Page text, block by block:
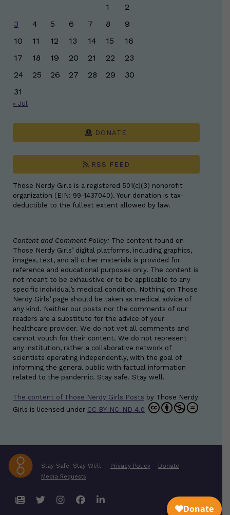
1
2
3
4 5 6 7 8
9
10
11 12 13 14 15
16
17
18 19 20 21 22
23
24
25 26 27 28 29
30
31
« Jul
DONATE
RSS FEED
Those Nerdy Girls is a registered 501(c)(3) nonprofit
organization (EIN: 99-1437040). Your donation is tax-
deductible to the fullest extent allowed by law.
Content and Comment Policy: The content found on
Those Nerdy Girls’ digital platforms, including graphics,
images, text, and all other materials is provided for
reference and educational purposes only. The content is
not meant to be exhaustive or to be applicable to any
specific individual’s medical condition. Nothing on Those
Nerdy Girls’ page should be taken as medical advice of
any kind. Neither our posts nor the comments of our
readers are a substitute for the advice of your
healthcare provider. We do not vet all comments and
cannot vouch for their content. We do not represent
any institution, rather a collaborative network of
scientists operating independently, with the goal of
informing the general public with factual information
related to the pandemic. Stay safe. Stay well.
The content of Those Nerdy Girls Posts by Those Nerdy
Girls is licensed under CC BY-NC-ND 4.0
Stay Safe. Stay Well. Privacy Policy
Donate
Media Requests